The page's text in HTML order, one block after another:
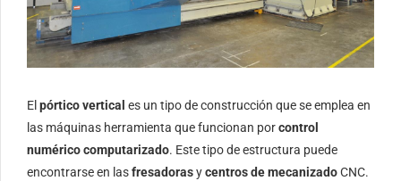
El pórtico vertical es un tipo de construcción que se emplea en
las máquinas herramienta que funcionan porcontrol
numérico computarizado. Este tipo de estructura puede
encontrarse en lasfresadorasycentros de mecanizadoCNC.